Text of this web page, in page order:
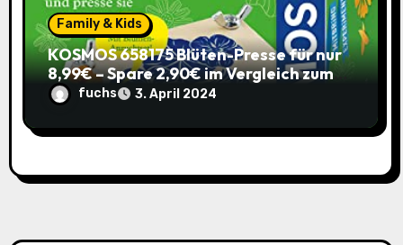
Family & Kids
KOSMOS 658175 Blüten-Presse für nur
8,99€ – Spare 2,90€ im Vergleich zum
alten Preis!
fuchs 3. April 2024